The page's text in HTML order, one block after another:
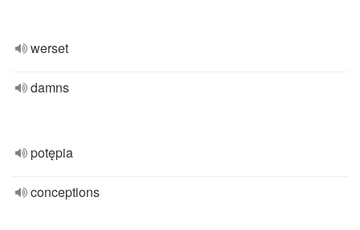
werset
damns
potępia
conceptions